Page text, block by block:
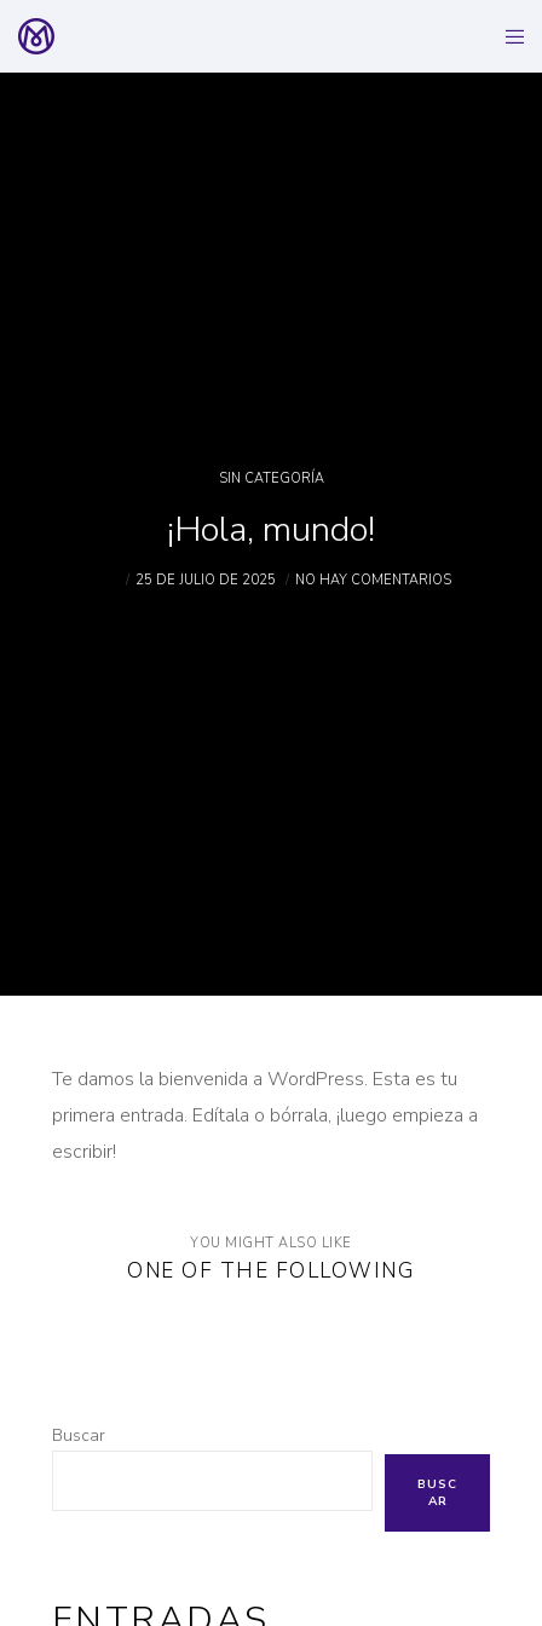
SIN CATEGORÍA
¡Hola, mundo!
25 DE JULIO DE 2025 NO HAY COMENTARIOS
Te damos la bienvenida a WordPress. Esta es tu
primera entrada. Edítala o bórrala, ¡luego empieza a
escribir!
YOU MIGHT ALSO LIKE
ONE OF THE FOLLOWING
Buscar
BUSC
AR